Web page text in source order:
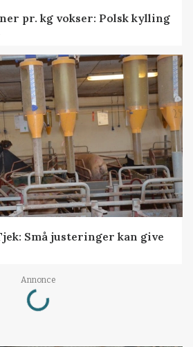
pr. kg vokser: Polsk kylling
Små justeringer kan give
Annonce
Loading...